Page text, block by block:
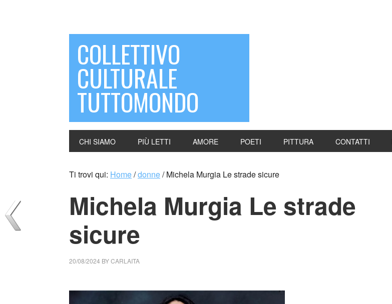
COLLETTIVO
CULTURALE
TUTTOMONDO
CHI SIAMO PIÙ LETTI AMORE POETI PITTURA CONTATTI
Ti trovi qui: Home/donne/Michela Murgia Le strade sicure
Michela Murgia Le strade
sicure
20/08/2024 BYCARLAITA